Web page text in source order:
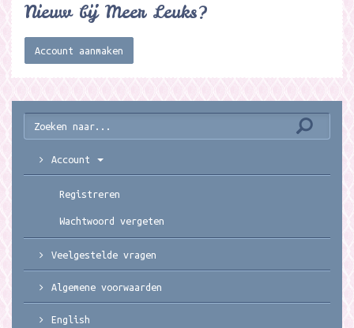
Nieuw bij Meer Leuks?
Account aanmaken
Account
Registreren
Wachtwoord vergeten
Veelgestelde vragen
Algemene voorwaarden
English